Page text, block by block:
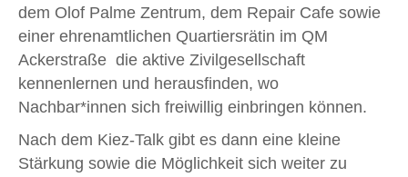
dem Olof Palme Zentrum, dem Repair Cafe sowie
einer ehrenamtlichen Quartiersrätin im QM
Ackerstraße die aktive Zivilgesellschaft
kennenlernen und herausfinden, wo
Nachbar*innen sich freiwillig einbringen können.
Nach dem Kiez-Talk gibt es dann eine kleine
Stärkung sowie die Möglichkeit sich weiter zu